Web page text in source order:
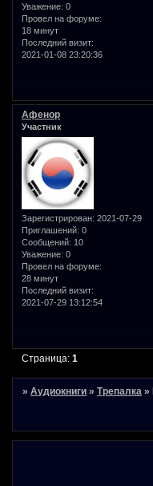
Уважение: 0
Провел на форуме:
18 минут
Последний визит:
2021-01-08 23:20:36
Афенор
Участник
Зарегистрирован: 2021-07-29
Приглашений: 0
Сообщений: 10
Уважение: 0
Провел на форуме:
28 минут
Последний визит:
2021-07-29 13:12:54
Страница:1
»Аудиокниги »Трепалка »